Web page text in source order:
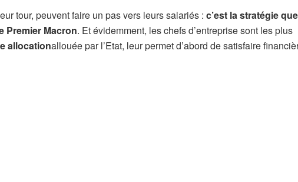
tour, peuvent faire un pas vers leurs salariés : c’est la stratégie
Premier Macron. Et évidemment, les chefs d’entreprise sont les plus
allocationallouée par l’Etat, leur permet d’abord de satisfaire